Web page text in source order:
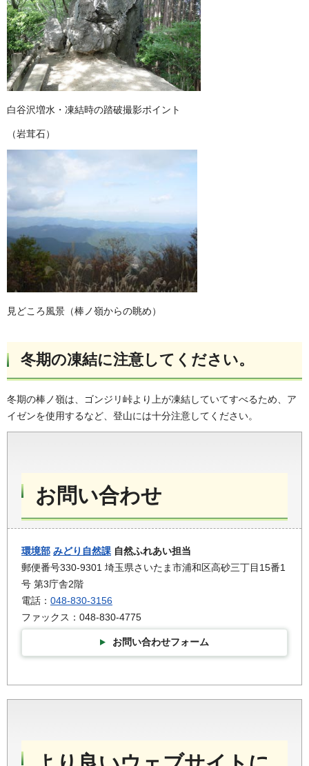
白谷沢増水・凍結時の踏破撮影ポイント
（岩茸石）
見どころ風景（棒ノ嶺からの眺め）
冬期の凍結に注意してください。
冬期の棒ノ嶺は、ゴンジリ峠より上が凍結していてすべるため、ア
イゼンを使用するなど、登山には十分注意してください。
お問い合わせ
環境部 みどり自然課 自然ふれあい担当
郵便番号330-9301 埼玉県さいたま市浦和区高砂三丁目15番1
号 第3庁舎2階
電話： 048-830-3156
ファックス：048-830-4775
お問い合わせフォーム